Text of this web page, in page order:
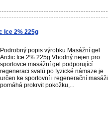
Ice 2% 225g
Podrobný popis výrobku Masážní gel
Arctic Ice 2% 225g Vhodný nejen pro
sportovce masážní gel podporující
regeneraci svalů po fyzické námaze je
určen ke sportovní i regenerační masáži
pomáhá prokrvit pokožku,...